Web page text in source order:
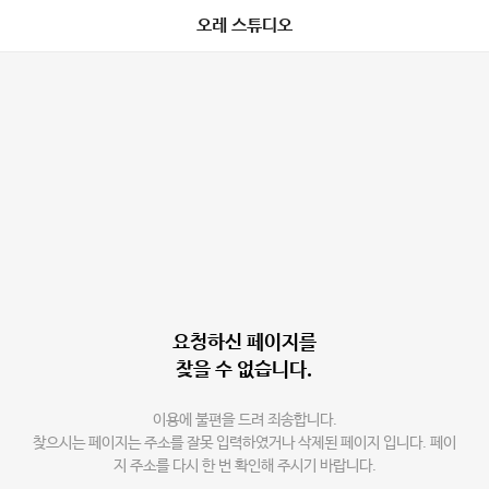
오레 스튜디오
요청하신 페이지를
찾을 수 없습니다.
이용에 불편을 드려 죄송합니다.
찾으시는 페이지는 주소를 잘못 입력하였거나 삭제된 페이지 입니다. 페이
지 주소를 다시 한 번 확인해 주시기 바랍니다.